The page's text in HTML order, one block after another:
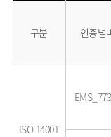
구분 인증넘
ISO 14001